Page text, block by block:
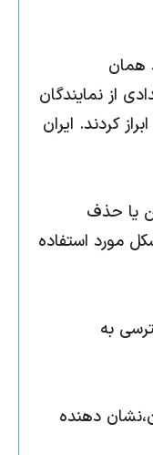
همان
از نمایندگان
کردند. ایران
یا حذف
مورد استفاده
به
دهنده